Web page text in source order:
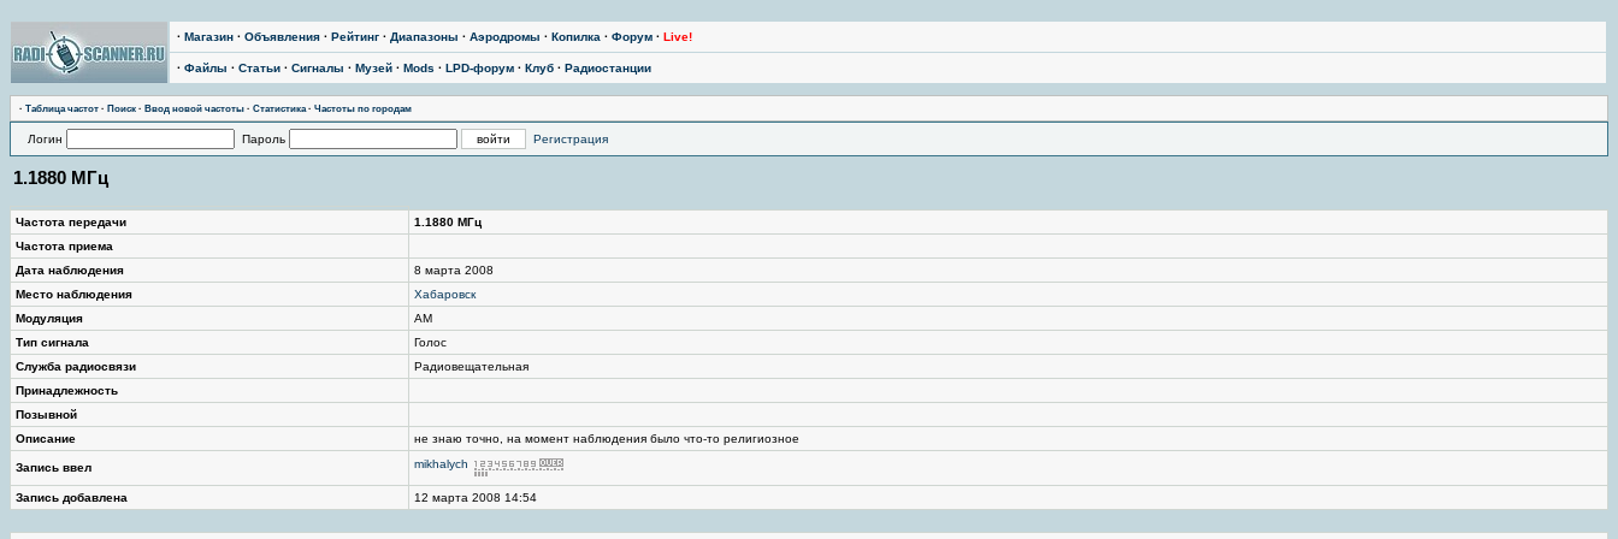
· Магазин · Объявления · Рейтинг · Диапазоны · Аэродромы · Копилка · Форум · Live!
· Файлы · Статьи · Сигналы · Музей · Mods · LPD-форум · Клуб · Радиостанции
· Таблица частот · Поиск · Ввод новой частоты · Статистика· Частоты по городам
Логин Пароль Регистрация
1.1880 МГц
Частота передачи
1.1880 МГц
Частота приема
Дата наблюдения
8 марта 2008
Место наблюдения
Хабаровск
Модуляция
AM
Тип сигнала
Голос
Служба радиосвязи
Радиовещательная
Принадлежность
Позывной
Описание
не знаю точно, на момент наблюдения было что-то религиозное
Запись ввел mikhalych
Запись добавлена 12 марта 2008 14:54